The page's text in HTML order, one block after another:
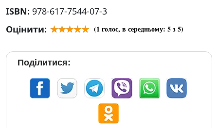
ISBN: 978-617-7544-07-3
Оцінити:
(1 голос, в середньому: 5з 5)
Поділитися: